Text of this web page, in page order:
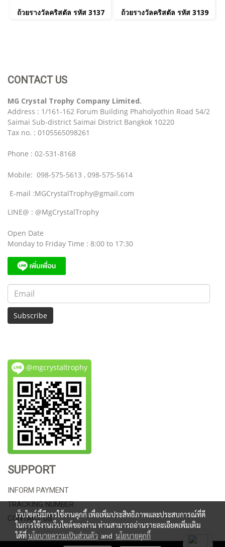
ถ้วยรางวัลคริสตัล รหัส 3137 ถ้วยรางวัลคริสตัล รหัส 3139
CONTACT US
MG Crystal Trophy Company Limited.
Address : 1/161-162 Forum Building Phaholyothin Road 54/2
Saimai Sub-district Saimai District Bangkok 10220
Tax no. : 0105565098261
Phone : 02-531-8168
Mobile: 098-575-5613 , 098-575-5614
E-mail :MGCrystalTrophy@gmail.com
LINE@ : @MgCrystalTrophy
Open Date
Monday to Friday Time : 8:00 to 17:30
Subscribe
@mgcrystaltrophy
SUPPORT
INFORM PAYMENT
TRACKING NUMBER
CONTACT US
เว็บไซต์นี้มีการใช้งานคุกกี้ เพื่อเพิ่มประสิทธิภาพและประสบการณ์ที่ดี
ในการใช้งานเว็บไซต์ของท่าน ท่านสามารถอ่านรายละเอียดเพิ่มเติม
ได้ที่นโยบายความเป็นส่วนตัว and นโยบายคุกกี้